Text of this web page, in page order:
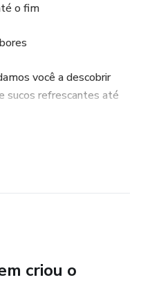
o fim
você a descobrir
sucos refrescantes até
ingredientes frescos e
mas a
a longo prazo em
criou o